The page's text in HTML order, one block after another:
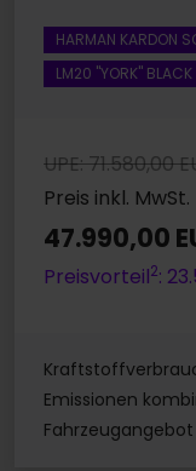
HARMAN KARDON
LM20 "YORK" BLACK
UPE: 71.580,00
Preis inkl. MwSt.
47.990,00
Preisvorteil2:
Emissionen